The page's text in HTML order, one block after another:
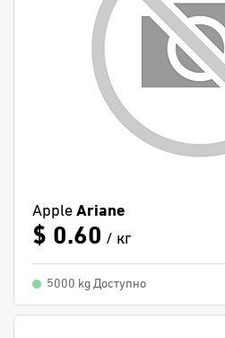
Apple Ariane
$ 0.60 / кг
5000 kg Доступно